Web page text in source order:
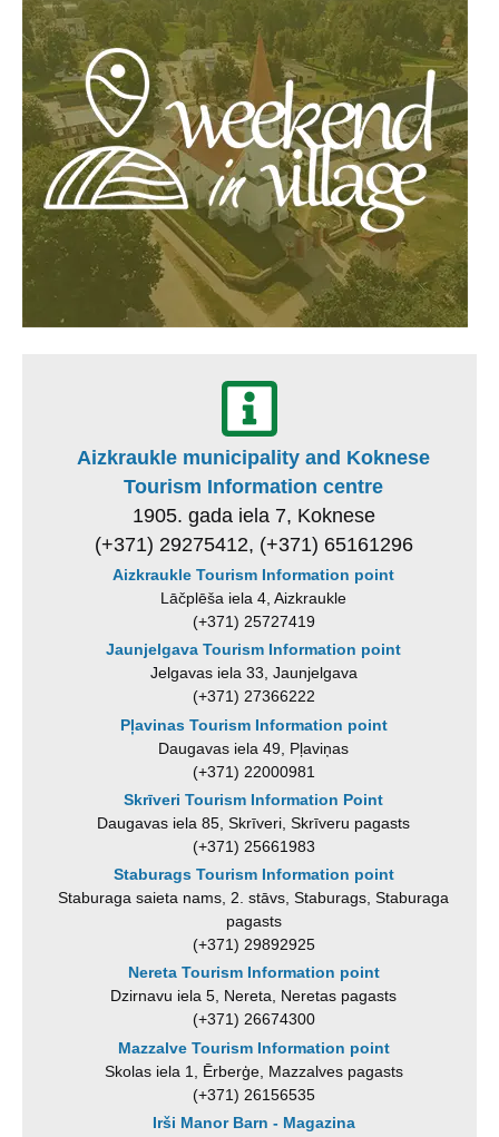
Aizkraukle municipality and Koknese
Tourism Information centre
1905. gada iela 7, Koknese
(+371) 29275412, (+371) 65161296
Aizkraukle Tourism Information point
Lāčplēša iela 4, Aizkraukle
(+371) 25727419
Jaunjelgava Tourism Information point
Jelgavas iela 33, Jaunjelgava
(+371) 27366222
Pļavinas Tourism Information point
Daugavas iela 49, Pļaviņas
(+371) 22000981
Skrīveri Tourism Information Point
Daugavas iela 85, Skrīveri, Skrīveru pagasts
(+371) 25661983
Staburags Tourism Information point
Staburaga saieta nams, 2. stāvs, Staburags, Staburaga
pagasts
(+371) 29892925
Nereta Tourism Information point
Dzirnavu iela 5, Nereta, Neretas pagasts
(+371) 26674300
Mazzalve Tourism Information point
Skolas iela 1, Ērberģe, Mazzalves pagasts
(+371) 26156535
Irši Manor Barn - Magazina